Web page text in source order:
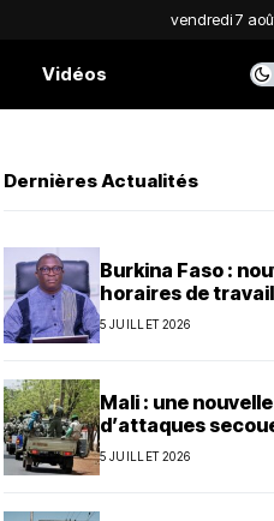
vendredi 7
Vidéos
Dernières Actualités
Burkina Faso :
horaires de
l’administration
5 JUILLET 2026
Mali : une
d’attaques
le centre du pays
5 JUILLET 2026